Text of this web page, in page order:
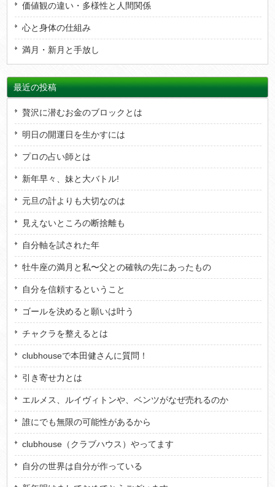
価値観の違い・多様性と人間関係
心と身体の仕組み
満月・新月と手放し
最近の投稿
贅沢に潜むお金のブロックとは
明日の開運日を生かすには
プロの占い師とは
新年早々、妹と大バトル!
元旦の計よりも大切なのは
見えないところの断捨離も
自分軸を試された年
牡牛座の満月と私〜父との確執の先にあったもの
自分を信頼するということ
ゴールを決めると願いは叶う
チャクラを整えるとは
clubhouseで本田健さんに質問！
引き寄せ力とは
エルメス、ルイヴィトンや、ベンツがなぜ売れるのか
誰にでも無限の可能性があるから
clubhouse（クラブハウス）やってます
自分の世界は自分が作っている